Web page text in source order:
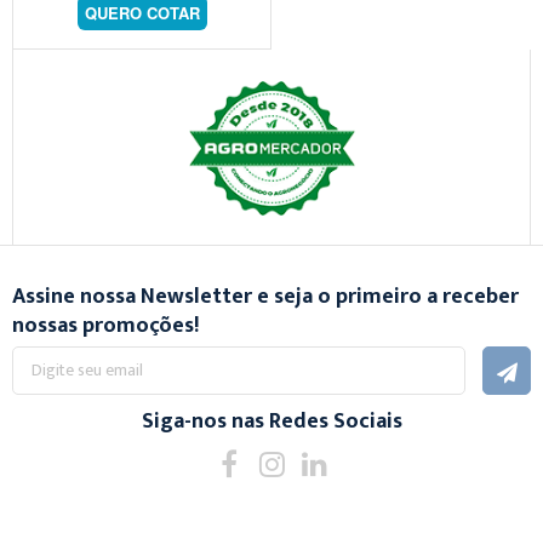
QUERO COTAR
Assine nossa Newsletter e seja o primeiro a receber
nossas promoções!
Inscreva-
na
Siga-nos nas Redes Sociais